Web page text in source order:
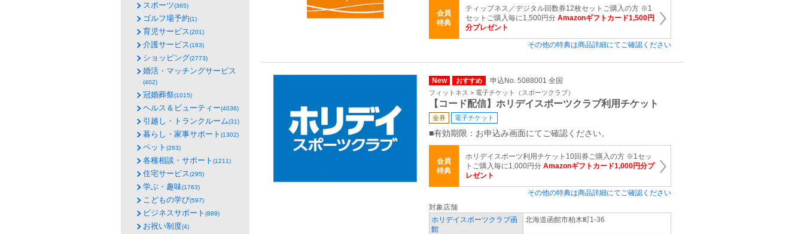
会員
特典
ティップネス／デジタル回数券12枚セットご購入の方 ※1
セットご購入毎に1,500円分 Amazonギフトカード1,500円
分プレゼント
その他の特典は商品詳細にてご確認ください
New おすすめ 申込No. 5088001 全国
フィットネス > 電子チケット（スポーツクラブ）
【コード配信】ホリデイスポーツクラブ利用チケット
金券 電子チケット
■有効期限：お申込み画面にてご確認ください。
会員
特典
ホリデイスポーツ利用チケット10回券ご購入の方 ※1セッ
トご購入毎に1,000円分 Amazonギフトカード1,000円分プ
レゼント
その他の特典は商品詳細にてご確認ください
対象店舗
ホリデイスポーツクラブ函
館
北海道函館市柏木町1-36
スポーツ(365)
ゴルフ場予約(1)
育児サービス(201)
介護サービス(183)
ショッピング(2773)
婚活・マッチングサービス
(402)
冠婚葬祭(1015)
ヘルス＆ビューティー(4036)
引越し・トランクルーム(31)
暮らし・家事サポート (1302)
ペット (263)
各種相談・サポート (1211)
住宅サービス(295)
学ぶ・趣味(1763)
こどもの学び(597)
ビジネスサポート (889)
お祝い制度(4)